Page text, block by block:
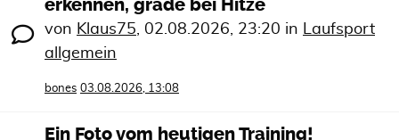
erkennen, grade bei Hitze
von Klaus75 02.08.2026, 23:20 in
Laufsport
allgemein
bones 03.08.2026, 13:08
Ein Foto vom heutigen Training!